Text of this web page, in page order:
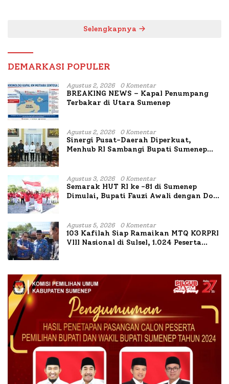
Selengkapnya
DEMARKASI POPULER
Agustus 2, 2026 0 Komentar
BREAKING NEWS – Kapal Penumpang
Terbakar di Utara Sumenep
Agustus 2, 2026 0 Komentar
Sinergi Pusat-Daerah Diperkuat,
Menhub RI Sambangi Bupati Sumenep
Agustus 3, 2026 0 Komentar
Semarak HUT RI ke -81 di Sumenep
Dimulai, Bupati Fauzi Awali dengan Doa
Agustus 5, 2026 0 Komentar
103 Kafilah Siap Ramaikan MTQ KORPRI
VIII Nasional di Sulsel, 1.024 Peserta